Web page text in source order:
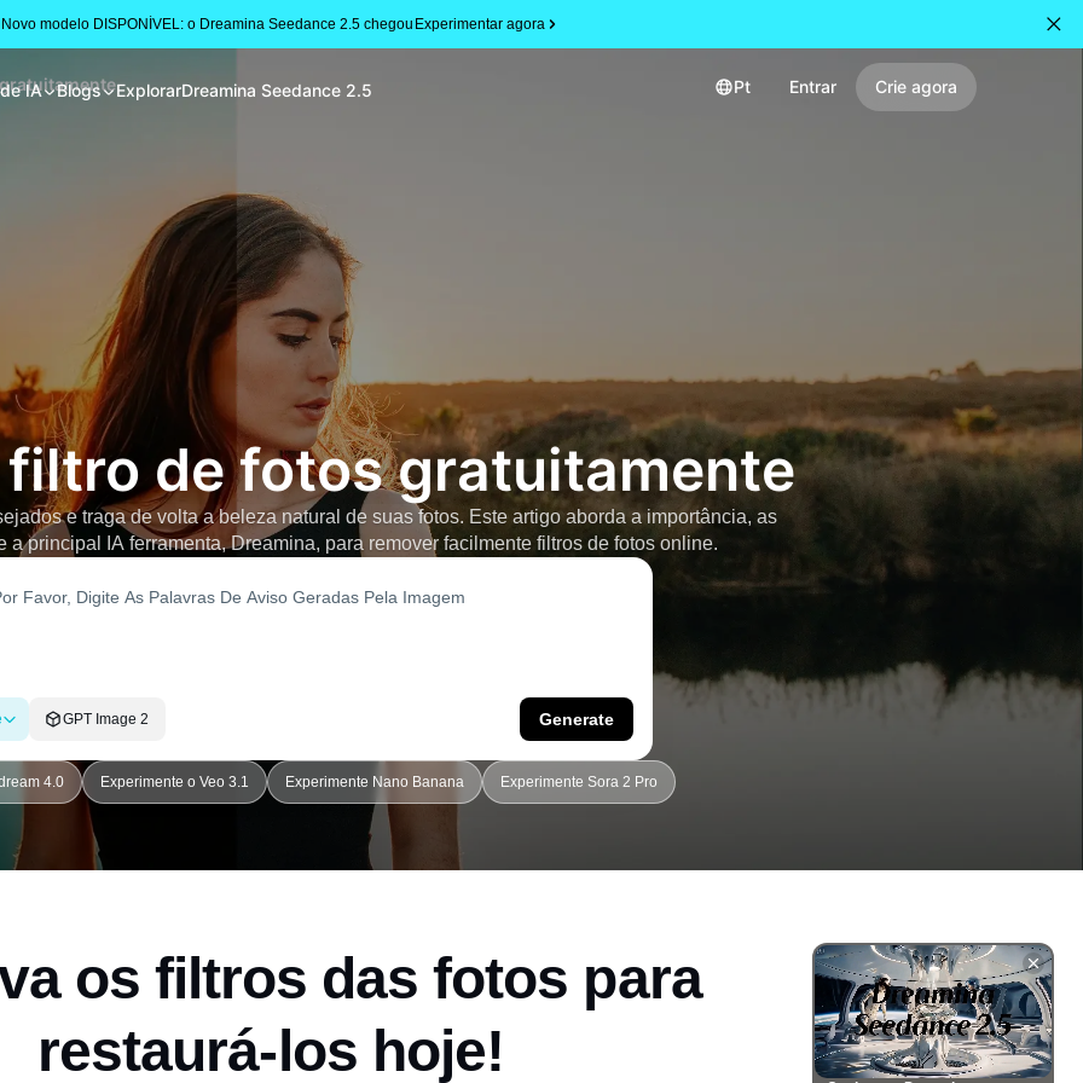
Novo modelo DISPONÍVEL: o Dreamina Seedance 2.5 chegouExperimentar agora
IA Blogs ExplorarDreamina Seedance 2.5 Pt Entrar Crie agora
filtro de fotos gratuitamente
e traga de volta a beleza natural de suas fotos. Este artigo aborda a importância, as
a principal IA ferramenta, Dreamina, para remover facilmente filtros de fotos online.
GPT Image 2 Generate
4.0 Experimente o Veo 3.1 Experimente Nano Banana Experimente Sora 2 Pro
os filtros das fotos para
restaurá-los hoje!